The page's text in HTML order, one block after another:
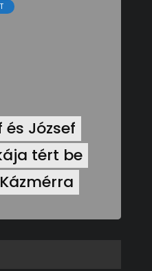
és József
tért be